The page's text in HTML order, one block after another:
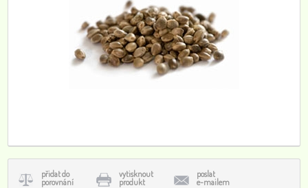
přidat do
porovnání
vytisknout
produkt
poslat
e-mailem